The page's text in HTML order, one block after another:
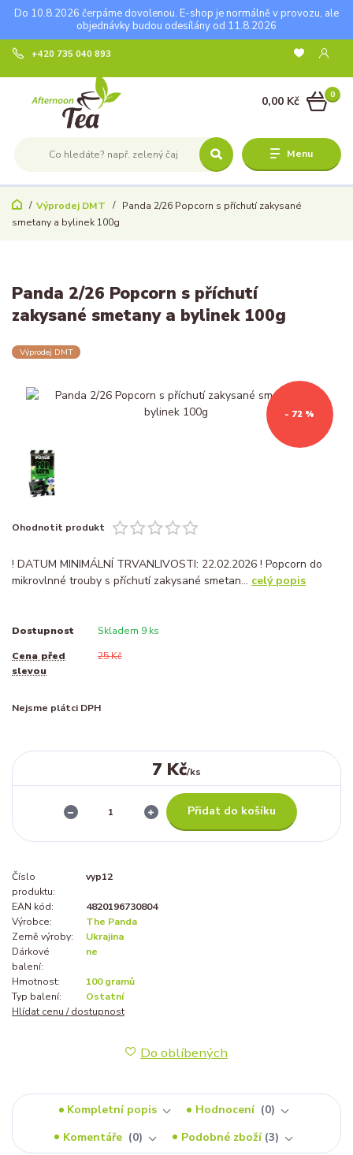
Do 10.8.2026 čerpáme dovolenou. E-shop je normálně v provozu, ale
objednávky budou odesílány od 11.8.2026
Menu
+420 735 040 893
0
0,00 Kč
Výprodej DMT
Panda 2/26 Popcorn s příchutí zakysané
smetany a bylinek 100g
Panda 2/26 Popcorn s příchutí
zakysané smetany a bylinek 100g
Výprodej DMT
- 72 %
Ohodnotit produkt
! DATUM MINIMÁLNÍ TRVANLIVOSTI: 22.02.2026 ! Popcorn do
mikrovlnné trouby s příchutí zakysané smetan... celý popis
Dostupnost Skladem 9 ks
Cena před
slevou
25 Kč
Nejsme plátci DPH
7 Kč/ks
Přidat do košíku
Číslo
produktu:
vyp12
EAN kód:
4820196730804
Výrobce:
The Panda
Země výroby:
Ukrajina
Dárkové
balení:
ne
Hmotnost:
100 gramů
Typ balení:
Ostatní
Hlídat cenu / dostupnost
Do oblíbených
Kompletní popis Hodnocení
0
Komentáře
0 Podobné zboží 3